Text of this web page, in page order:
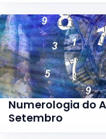
Numerologia do
Setembro